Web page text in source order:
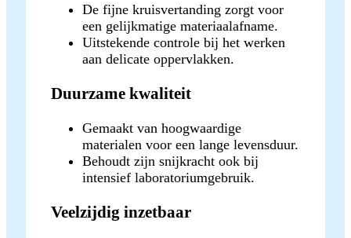
De fijne kruisvertanding zorgt voor
een gelijkmatige materiaalafname.
Uitstekende controle bij het werken
aan delicate oppervlakken.
Duurzame kwaliteit
Gemaakt van hoogwaardige
materialen voor een lange levensduur.
Behoudt zijn snijkracht ook bij
intensief laboratoriumgebruik.
Veelzijdig inzetbaar